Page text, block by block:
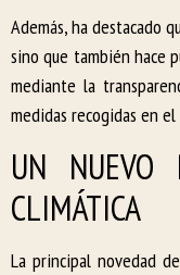
Además, ha destacado
sino que también hace
mediante la
medidas recogidas en
UN NUEVO
CLIMÁTICA
La principal novedad